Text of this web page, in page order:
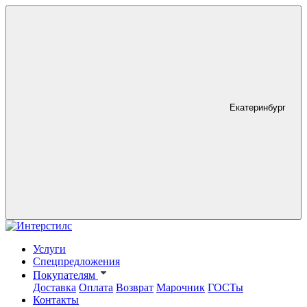
Екатеринбург
Услуги
Спецпредложения
Покупателям
Доставка Оплата Возврат Марочник ГОСТы
Контакты